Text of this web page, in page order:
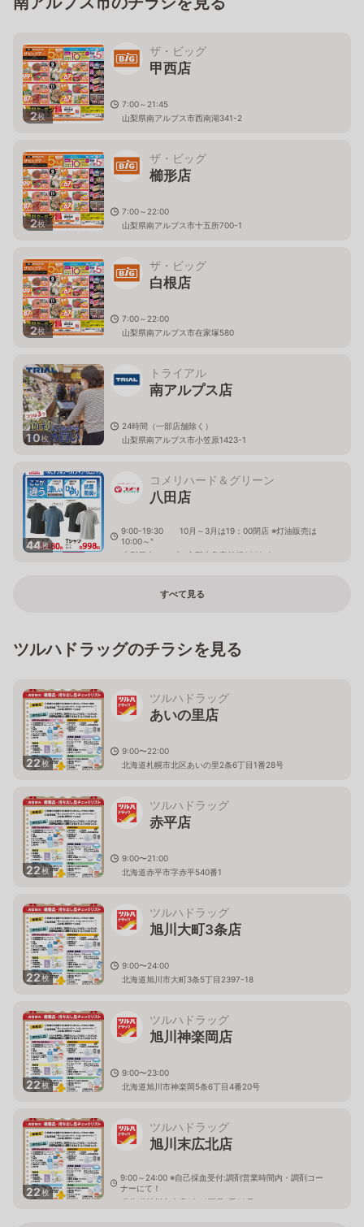
2枚
ザ・ビッグ
甲西店
7:00～21:45
山梨県南アルプス市西南湖341-2
2枚
ザ・ビッグ
櫛形店
7:00～22:00
山梨県南アルプス市十五所700-1
2枚
ザ・ビッグ
白根店
7:00～22:00
山梨県南アルプス市在家塚580
10枚
トライアル
南アルプス店
24時間（一部店舗除く）
山梨県南アルプス市小笠原1423-1
44枚
コメリハード＆グリーン
八田店
9:00-19:30 10月～3月は19：00閉店 ※灯油販売は
10:00～"
山梨県南アルプス市野牛島字前畑2339-8
すべて見る
ツルハドラッグのチラシを見る
22枚
ツルハドラッグ
あいの里店
9:00〜22:00
北海道札幌市北区あいの里2条6丁目1番28号
22枚
ツルハドラッグ
赤平店
9:00〜21:00
北海道赤平市字赤平540番1
22枚
ツルハドラッグ
旭川大町3条店
9:00〜24:00
北海道旭川市大町3条5丁目2397-18
22枚
ツルハドラッグ
旭川神楽岡店
9:00〜23:00
北海道旭川市神楽岡5条6丁目4番20号
22枚
ツルハドラッグ
旭川末広北店
9:00～24:00 ※自己採血受付:調剤営業時間内・調剤コー
ナーにて！
北海道旭川市末広1条10丁目1番20号